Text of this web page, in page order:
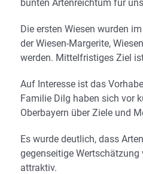
bunten Artenreichtum für
Die ersten Wiesen wurden
der Wiesen-Margerite,
werden. Mittelfristiges Ziel
Auf Interesse ist das
Familie Dilg haben sich vor
Oberbayern über Ziele und
Es wurde deutlich, dass
gegenseitige
attraktiv.